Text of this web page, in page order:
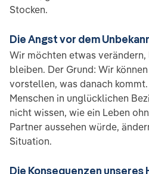
Stocken.
Die Angst vor dem
Wir möchten etwas verändern,
bleiben. Der Grund: Wir
vorstellen, was danach
Menschen in unglücklichen
nicht wissen, wie ein Leben
Partner aussehen würde,
Situation.
Die Konsequenzen unseres